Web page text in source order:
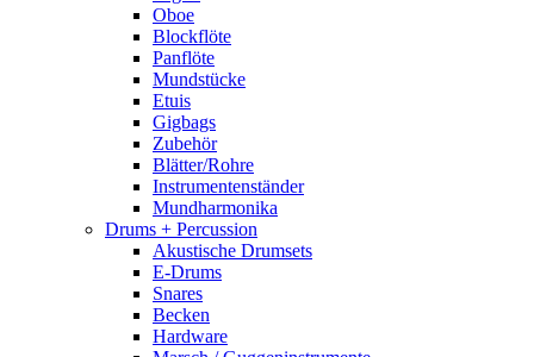
Oboe
Blockflöte
Panflöte
Mundstücke
Etuis
Gigbags
Zubehör
Blätter/Rohre
Instrumentenständer
Mundharmonika
Drums + Percussion
Akustische Drumsets
E-Drums
Snares
Becken
Hardware